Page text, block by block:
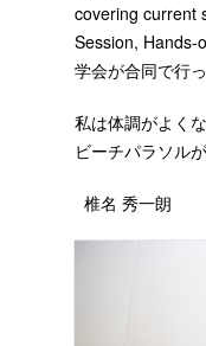
covering current
Session, Hands-
学会が合同で行
私は体調がよく
ビーチパラソル
椎名 秀一朗